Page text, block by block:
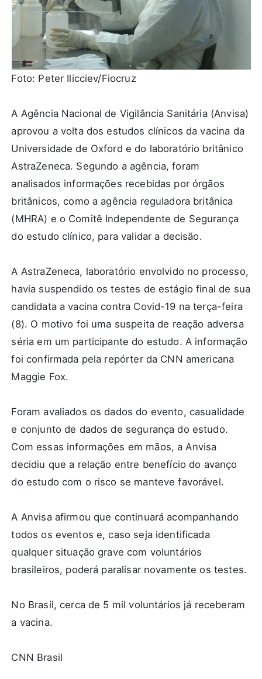
Foto: Peter Ilicciev/Fiocruz
A Agência Nacional de Vigilância Sanitária (Anvisa)
aprovou a volta dos estudos clínicos da vacina da
Universidade de Oxford e do laboratório britânico
AstraZeneca. Segundo a agência, foram
analisados informações recebidas por órgãos
britânicos, como a agência reguladora britânica
(MHRA) e o Comitê Independente de Segurança
do estudo clínico, para validar a decisão.
A AstraZeneca, laboratório envolvido no processo,
havia suspendido os testes de estágio final de sua
candidata a vacina contra Covid-19 na terça-feira
(8). O motivo foi uma suspeita de reação adversa
séria em um participante do estudo. A informação
foi confirmada pela repórter da CNN americana
Maggie Fox.
Foram avaliados os dados do evento, casualidade
e conjunto de dados de segurança do estudo.
Com essas informações em mãos, a Anvisa
decidiu que a relação entre benefício do avanço
do estudo com o risco se manteve favorável.
A Anvisa afirmou que continuará acompanhando
todos os eventos e, caso seja identificada
qualquer situação grave com voluntários
brasileiros, poderá paralisar novamente os testes.
No Brasil, cerca de 5 mil voluntários já receberam
a vacina.
CNN Brasil